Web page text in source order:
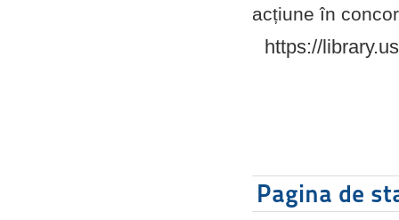
acțiune în
https://
Pagina de